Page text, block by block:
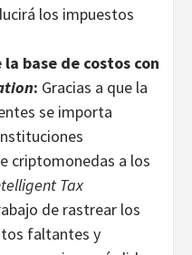
los impuestos
base de costos con
: Gracias a que la
se importa
criptomonedas a los
Tax
de rastrear los
faltantes y